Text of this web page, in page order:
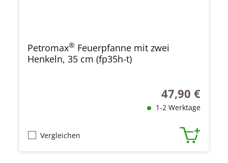
Petromax® Feuerpfanne mit zwei
Henkeln, 35 cm (fp35h-t)
Regulärer Preis:
47,90 €
1-2 Werktage
Vergleichen